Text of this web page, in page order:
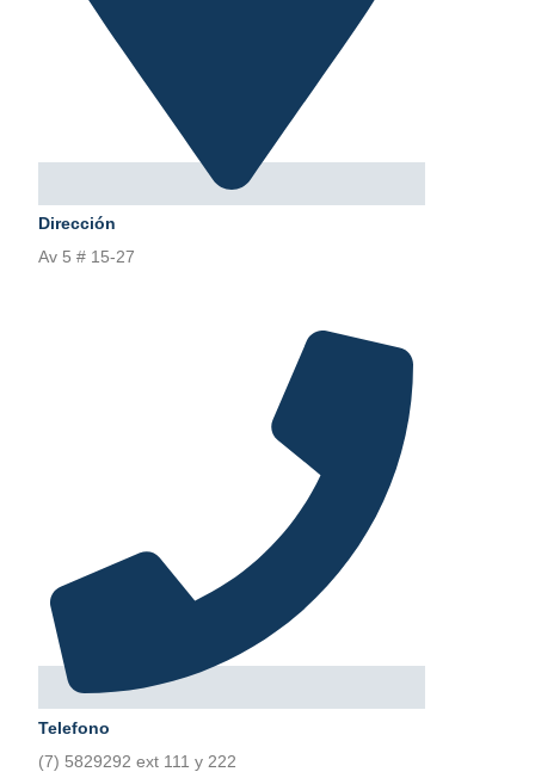
Dirección
Av 5 # 15-27
Telefono
(7) 5829292 ext 111 y 222